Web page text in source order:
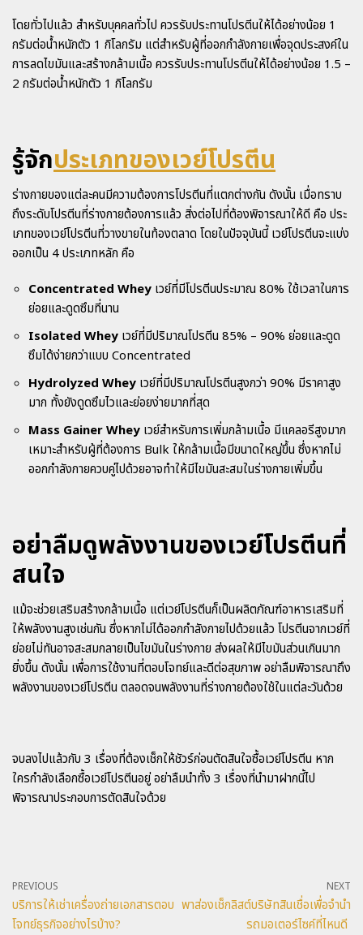
โดยทั่วไปแล้ว สำหรับบุคคลทั่วไป ควรรับประทานโปรตีนให้ได้อย่างน้อย 1
กรัมต่อน้ำหนักตัว 1 กิโลกรัม แต่สำหรับผู้ที่ออกกำลังกายเพื่อจุดประสงค์ใน
การลดไขมันและสร้างกล้ามเนื้อ ควรรับประทานโปรตีนให้ได้อย่างน้อย 1.5 –
2 กรัมต่อน้ำหนักตัว 1 กิโลกรัม
รู้จักประเภทของเวย์โปรตีน
ร่างกายของแต่ละคนมีความต้องการโปรตีนที่แตกต่างกัน ดังนั้น เมื่อทราบ
ถึงระดับโปรตีนที่ร่างกายต้องการแล้ว สิ่งต่อไปที่ต้องพิจารณาให้ดี คือ ประ
เภทของเวย์โปรตีนที่วางขายในท้องตลาด โดยในปัจจุบันนี้ เวย์โปรตีนจะแบ่ง
ออกเป็น 4 ประเภทหลัก คือ
Concentrated Whey เวย์ที่มีโปรตีนประมาณ 80% ใช้เวลาในการ
ย่อยและดูดซึมที่นาน
Isolated Whey เวย์ที่มีปริมาณโปรตีน 85% – 90% ย่อยและดูด
ซึมได้ง่ายกว่าแบบ Concentrated
Hydrolyzed Whey เวย์ที่มีปริมาณโปรตีนสูงกว่า 90% มีราคาสูง
มาก ทั้งยังดูดซึมไวและย่อยง่ายมากที่สุด
Mass Gainer Whey เวย์สำหรับการเพิ่มกล้ามเนื้อ มีแคลอรีสูงมาก
เหมาะสำหรับผู้ที่ต้องการ Bulk ให้กล้ามเนื้อมีขนาดใหญ่ขึ้น ซึ่งหากไม่
ออกกำลังกายควบคู่ไปด้วยอาจทำให้มีไขมันสะสมในร่างกายเพิ่มขึ้น
อย่าลืมดูพลังงานของเวย์โปรตีนที่
สนใจ
แม้จะช่วยเสริมสร้างกล้ามเนื้อ แต่เวย์โปรตีนก็เป็นผลิตภัณฑ์อาหารเสริมที่
ให้พลังงานสูงเช่นกัน ซึ่งหากไม่ได้ออกกำลังกายไปด้วยแล้ว โปรตีนจากเวย์ที่
ย่อยไม่ทันอาจสะสมกลายเป็นไขมันในร่างกาย ส่งผลให้มีไขมันส่วนเกินมาก
ยิ่งขึ้น ดังนั้น เพื่อการใช้งานที่ตอบโจทย์และดีต่อสุขภาพ อย่าลืมพิจารณาถึง
พลังงานของเวย์โปรตีน ตลอดจนพลังงานที่ร่างกายต้องใช้ในแต่ละวันด้วย
จบลงไปแล้วกับ 3 เรื่องที่ต้องเช็กให้ชัวร์ก่อนตัดสินใจซื้อเวย์โปรตีน หาก
ใครกำลังเลือกซื้อเวย์โปรตีนอยู่ อย่าลืมนำทั้ง 3 เรื่องที่นำมาฝากนี้ไป
พิจารณาประกอบการตัดสินใจด้วย
PREVIOUS
บริการให้เช่าเครื่องถ่ายเอกสารตอบ
โจทย์ธุรกิจอย่างไรบ้าง?
NEXT
พาส่องเช็กลิสต์บริษัทสินเชื่อเพื่อจำนำ
รถมอเตอร์ไซค์ที่ไหนดี